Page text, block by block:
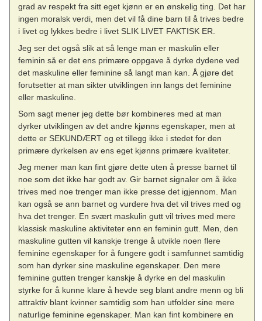
grad av respekt fra sitt eget kjønn er en ønskelig ting. Det har
ingen moralsk verdi, men det vil få dine barn til å trives bedre
i livet og lykkes bedre i livet SLIK LIVET FAKTISK ER.
Jeg ser det også slik at så lenge man er maskulin eller
feminin så er det ens primære oppgave å dyrke dydene ved
det maskuline eller feminine så langt man kan. Å gjøre det
forutsetter at man sikter utviklingen inn langs det feminine
eller maskuline.
Som sagt mener jeg dette bør kombineres med at man
dyrker utviklingen av det andre kjønns egenskaper, men at
dette er SEKUNDÆRT og et tillegg ikke i stedet for den
primære dyrkelsen av ens eget kjønns primære kvaliteter.
Jeg mener man kan fint gjøre dette uten å presse barnet til
noe som det ikke har godt av. Gir barnet signaler om å ikke
trives med noe trenger man ikke presse det igjennom. Man
kan også se ann barnet og vurdere hva det vil trives med og
hva det trenger. En svært maskulin gutt vil trives med mere
klassisk maskuline aktiviteter enn en feminin gutt. Men, den
maskuline gutten vil kanskje trenge å utvikle noen flere
feminine egenskaper for å fungere godt i samfunnet samtidig
som han dyrker sine maskuline egenskaper. Den mere
feminine gutten trenger kanskje å dyrke en del maskulin
styrke for å kunne klare å hevde seg blant andre menn og bli
attraktiv blant kvinner samtidig som han utfolder sine mere
naturlige feminine egenskaper. Man kan fint kombinere en